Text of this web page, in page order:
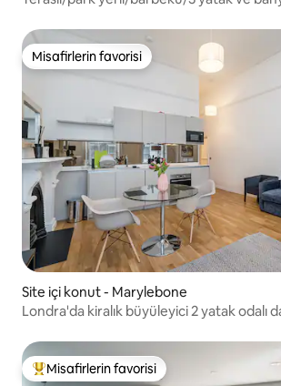
Misafirlerin favorisi
Misafirlerin favorisi
Site içi konut - Marylebone
Londra'da kiralık büyüleyici 2 yatak odalı
Misafirlerin favorilerinden en beğenilenler
Misafirlerin favorisi